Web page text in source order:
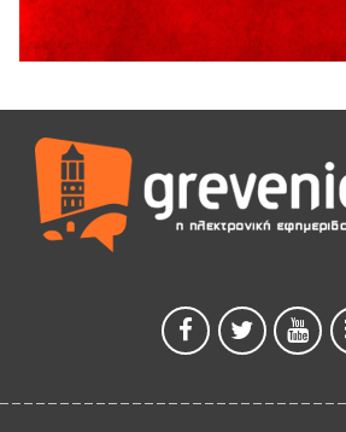
3 Αυγούστου 2026
ΚΑΤΑΓΡΑΦΗ ΤΕΚΜΗΡΙΩΣΗ ΚΑΙ
Κουρκούτ’ party το Σάββατο 8
3 Αυγούστου 2026
ΠΡΟΓΡΑΜΜΑ ΠΑΝΗΓΥΡΕΩΣ ΙΕΡΑΣ